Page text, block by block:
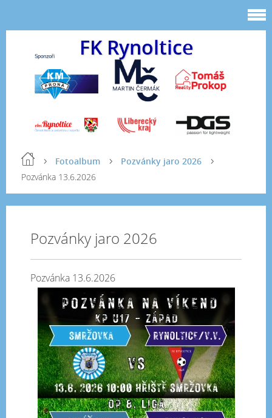
FK Rynoltice
Fotoalbum
Pozvánky jaro 2026
Pozvánka 13.6.2026
Pozvánky jaro 2026
Pozvánka 13.6.2026